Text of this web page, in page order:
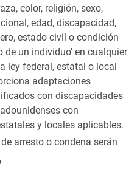
color, religión, sexo,
edad, discapacidad,
estado civil o condición
de un individuo' en cualquier
ley federal, estatal o local
adaptaciones
con discapacidades
con
y locales aplicables.
arresto o condena serán